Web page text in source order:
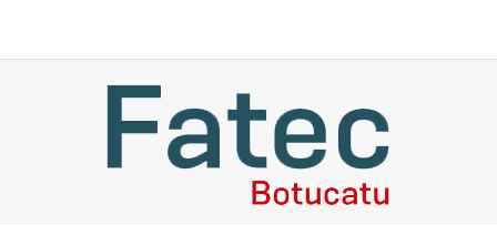
Fatec Botucatu: Acessar